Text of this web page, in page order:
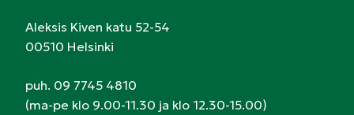
Aleksis Kiven katu 52-54
00510 Helsinki
puh. 09 7745 4810
(ma-pe klo 9.00-11.30 ja klo 12.30-15.00)